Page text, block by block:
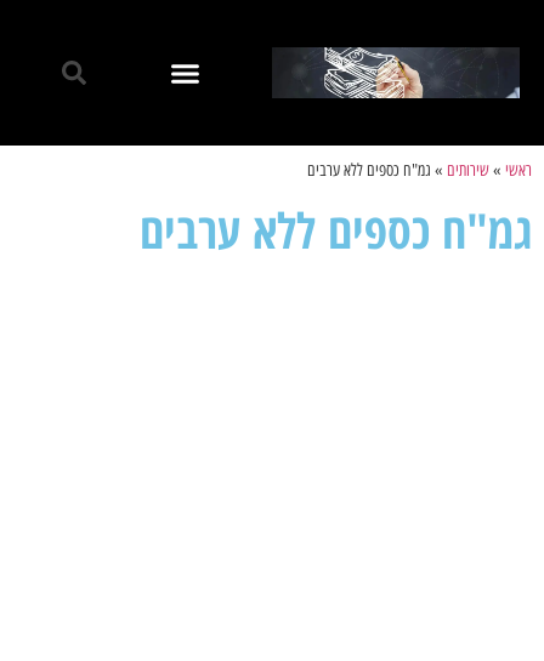
ראשי »שירותים » גמ"ח כספים ללא ערבים
גמ"ח כספים ללא ערבים